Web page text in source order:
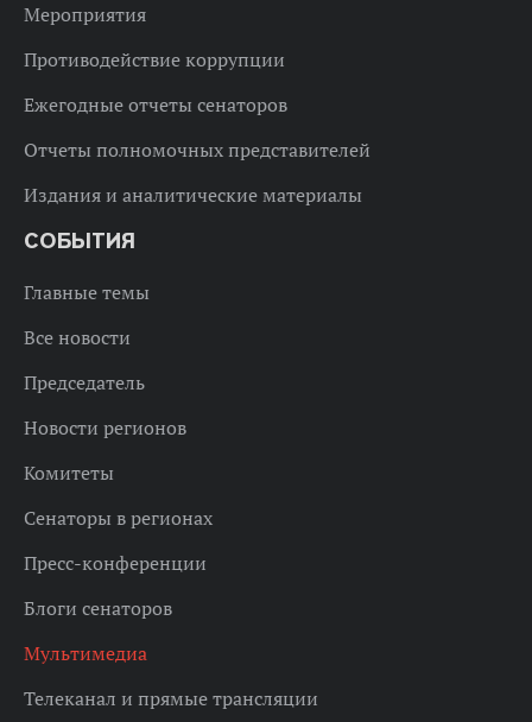
Мероприятия
Противодействие коррупции
Ежегодные отчеты сенаторов
Отчеты полномочных представителей
Издания и аналитические материалы
СОБЫТИЯ
Главные темы
Все новости
Председатель
Новости регионов
Комитеты
Сенаторы в регионах
Пресс-конференции
Блоги сенаторов
Мультимедиа
Телеканал и прямые трансляции